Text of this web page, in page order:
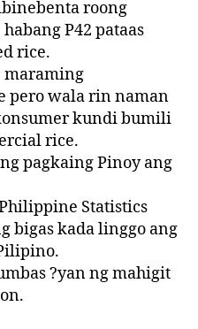
roong
P42 pataas
rice.
maraming
pero wala rin naman
kundi bumili
rice.
pagkaing Pinoy ang
Statistics
bigas kada linggo ang
?yan ng mahigit